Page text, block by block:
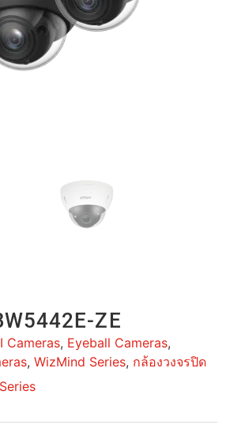
ZE
Cameras, Eyeball Cameras,
, WizMind Series, กล้องวงจรปิด